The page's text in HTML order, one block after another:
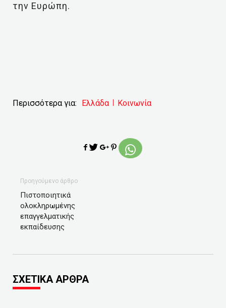
την Ευρώπη.
Περισσότερα για: Ελλάδα Κοινωνία
Προηγούμενο άρθρο
Πιστοποιητικά
ολοκληρωμένης
επαγγελματικής
εκπαίδευσης
ΣΧΕΤΙΚΑ ΑΡΘΡΑ